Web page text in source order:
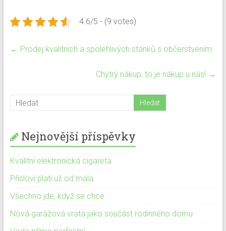
4.6/5 - (9 votes)
← Prodej kvalitních a spolehlivých stánků s občerstvením
Chytrý nákup, to je nákup u nás! →
Nejnovější příspěvky
Kvalitní elektronická cigareta
Přísloví platí už od mala
Všechno jde, když se chce
Nová garážová vrata jako součást rodinného domu